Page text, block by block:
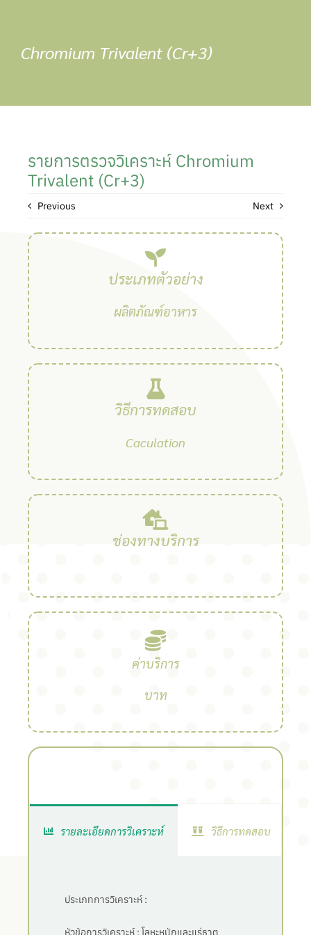
contentChromium Trivalent (Cr+3)
รายการตรวจวิเคราะห์ Chromium
Trivalent (Cr+3)
Previous Next
ประเภทตัวอย่าง
ผลิตภัณฑ์อาหาร
วิธีการทดสอบ
Caculation
ช่องทางบริการ
ค่าบริการ
บาท
รายละเอียดการวิเคราะห์ วิธีการทดสอบ
ประเภทการวิเคราะห์ :
หัวข้อการวิเคราะห์ : โลหะหนักและแร่ธาตุ